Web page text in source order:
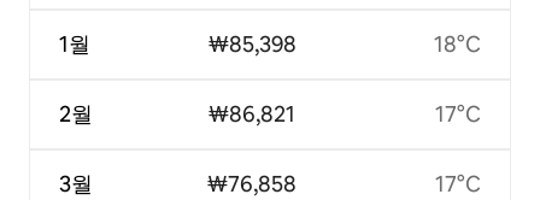
1월
2월
3월
₩85,398
₩86,821
₩76,858
18°C
17°C
17°C